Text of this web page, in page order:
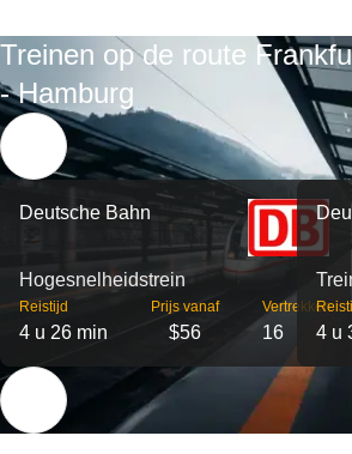
Treinen op de route
- Hamburg
Deutsche Bahn
Hogesnelheidstrein
Reistijd
4 u 26 min
Prijs vanaf
$56
Vertrekken
16 4 u